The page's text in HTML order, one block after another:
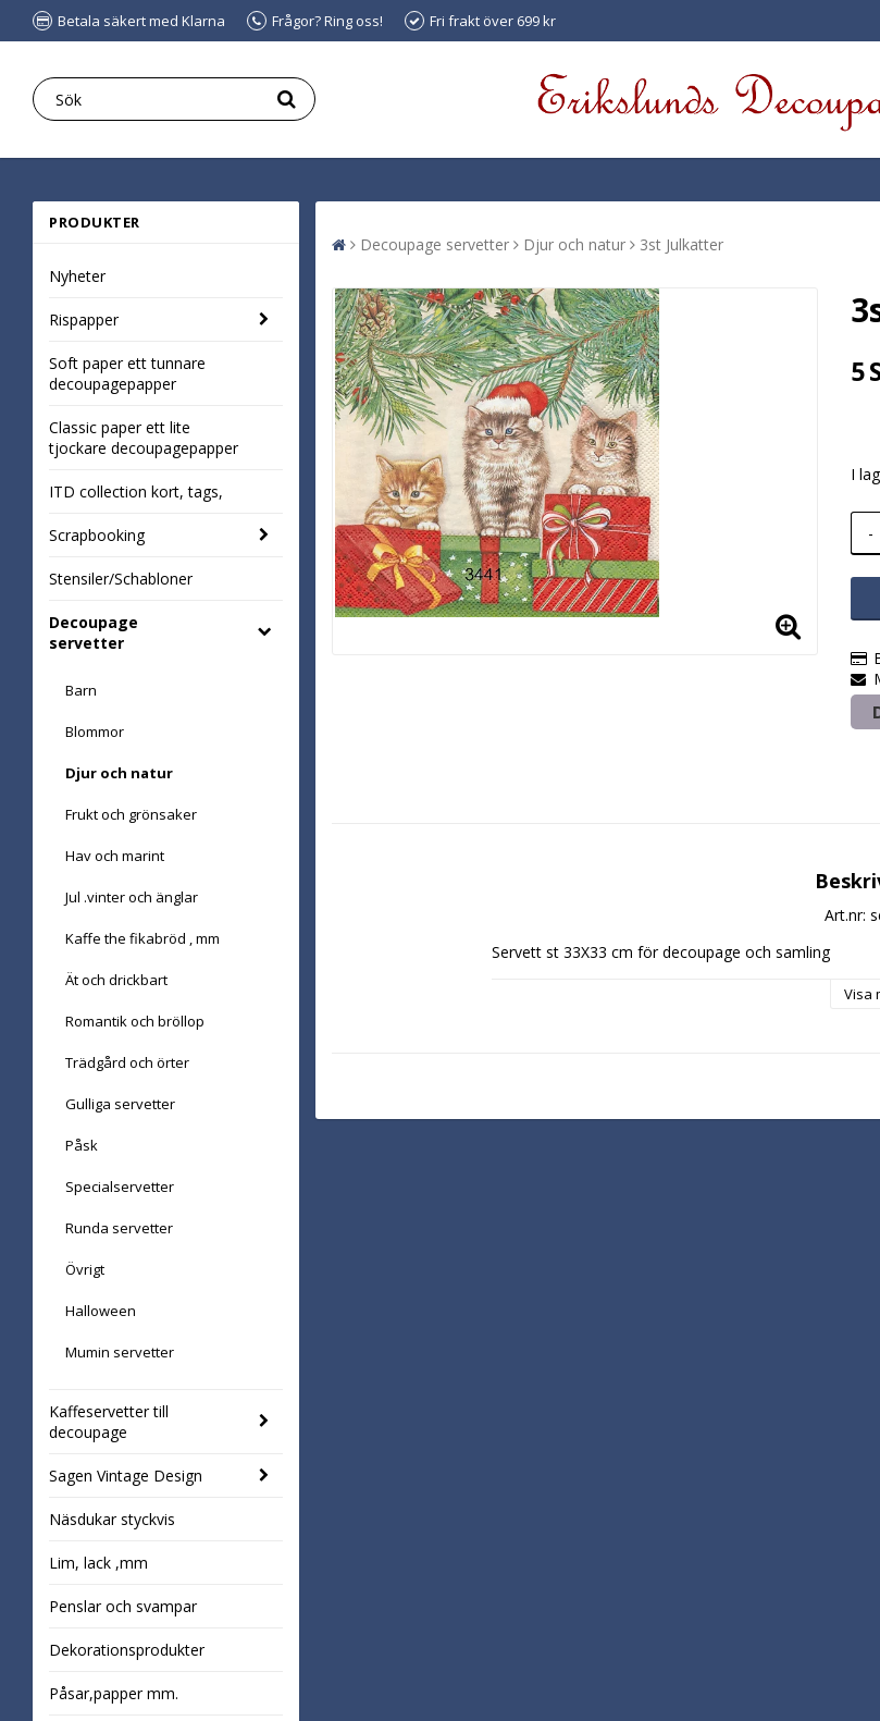
Betala säkert med Klarna Frågor? Ring oss! Fri frakt över 699 kr
PRODUKTER
Nyheter
Rispapper
Soft paper ett tunnare
decoupagepapper
Classic paper ett lite
tjockare decoupagepapper
ITD collection kort, tags,
Scrapbooking
Stensiler/Schabloner
Decoupage
servetter
Barn
Blommor
Djur och natur
Frukt och grönsaker
Hav och marint
Jul .vinter och änglar
Kaffe the fikabröd , mm
Ät och drickbart
Romantik och bröllop
Trädgård och örter
Gulliga servetter
Påsk
Specialservetter
Runda servetter
Övrigt
Halloween
Mumin servetter
Kaffeservetter till
decoupage
Sagen Vintage Design
Näsdukar styckvis
Lim, lack ,mm
Penslar och svampar
Dekorationsprodukter
Påsar,papper mm.
Decoupage servetter Djur och natur 3st Julkatter
5
I
-
Art.nr:
Servett st 33X33 cm för decoupage och samling
Visa